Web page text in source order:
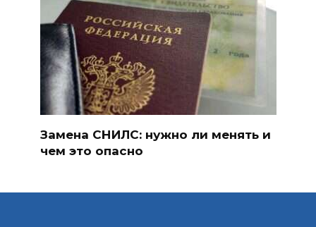
Замена СНИЛС: нужно ли менять и
чем это опасно